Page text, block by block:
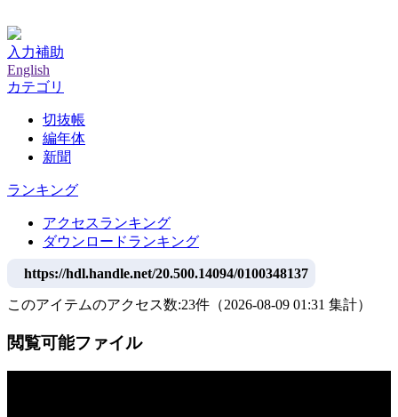
入力補助
English
カテゴリ
切抜帳
編年体
新聞
ランキング
アクセスランキング
ダウンロードランキング
https://hdl.handle.net/20.500.14094/0100348137
このアイテムのアクセス数:23件 （2026-08-09 01:31 集計）
閲覧可能ファイル